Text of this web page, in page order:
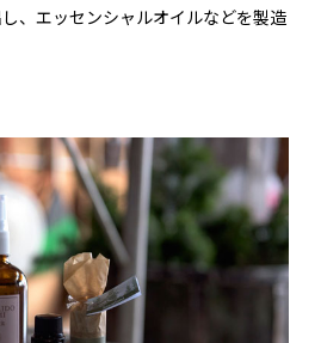
、エッセンシャルオイルなどを製造